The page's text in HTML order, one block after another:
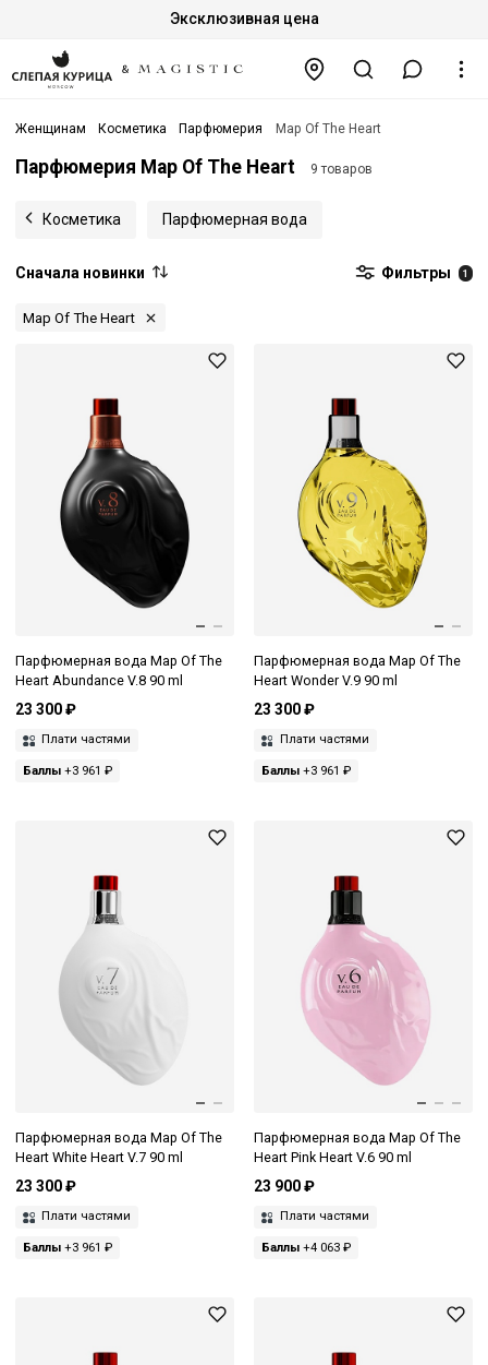
Эксклюзивная цена
Женщинам Косметика Парфюмерия Map Of The Heart
Парфюмерия Map Of The Heart 9 товаров
Косметика Парфюмерная вода
Сначала новинки Фильтры 1
Map Of The Heart
Парфюмерная вода Map Of The
Heart Abundance V.8 90 ml
23 300 ₽
Плати частями
Баллы +3 961 ₽
Парфюмерная вода Map Of The
Heart Wonder V.9 90 ml
23 300 ₽
Плати частями
Баллы+3 961 ₽
Парфюмерная вода Map Of The
Heart White Heart V.7 90 ml
23 300 ₽
Плати частями
Баллы +3 961 ₽
Парфюмерная вода Map Of The
Heart Pink Heart V.6 90 ml
23 900 ₽
Плати частями
Баллы+4 063 ₽